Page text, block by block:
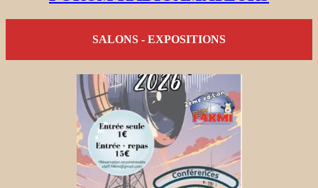
SALONS - EXPOSITIONS